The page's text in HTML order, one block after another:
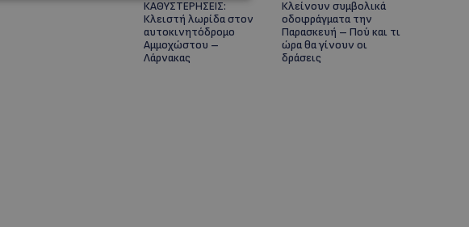
ΚΑΘΥΣΤΕΡΗΣΕΙΣ:
Κλειστή λωρίδα στον
αυτοκινητόδρομο
Αμμοχώστου –
Λάρνακας
Κλείνουν συμβολικά
οδοφράγματα την
Παρασκευή – Πού και τι
ώρα θα γίνουν οι
δράσεις